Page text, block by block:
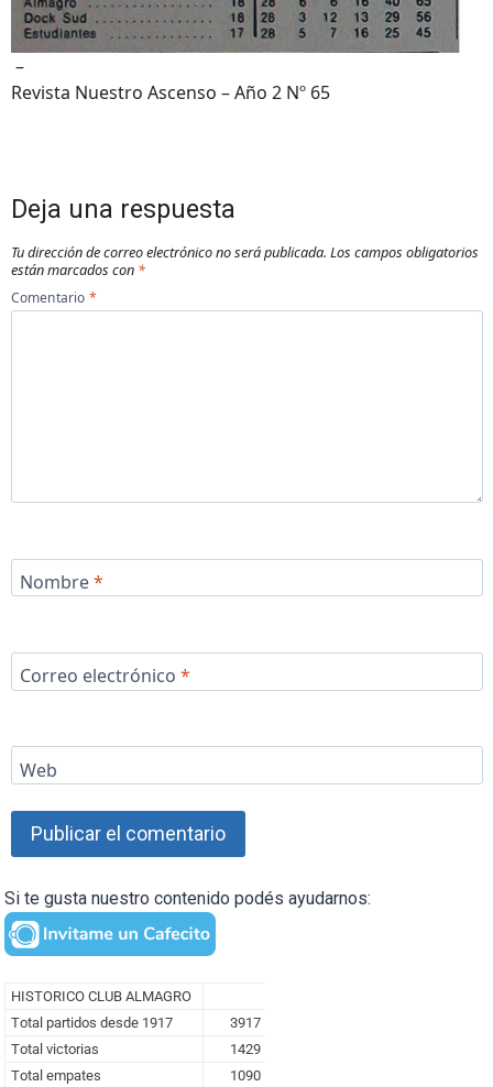
–
Revista Nuestro Ascenso – Año 2 Nº 65
Deja una respuesta
Tu dirección de correo electrónico no será publicada. Los campos obligatorios
están marcados con *
Comentario *
Nombre*
Correo electrónico *
Web
Si te gusta nuestro contenido podés ayudarnos: